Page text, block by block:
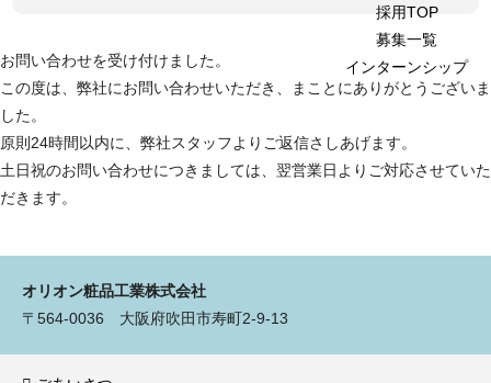
採用TOP
募集一覧
インターンシップ
お問い合わせを受け付けました。
この度は、弊社にお問い合わせいただき、まことにありがとうございま
した。
原則24時間以内に、弊社スタッフよりご返信さしあげます。
土日祝のお問い合わせにつきましては、翌営業日よりご対応させていた
だきます。
オリオン粧品工業株式会社
〒564-0036 大阪府吹田市寿町2-9-13